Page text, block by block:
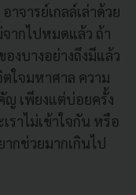
าจารย์เกลล์เล่าด้วย
ากไปหมดแล้ว ถ้า
งบางอย่างถึงมีแล้ว
ใจมหาศาล ความ
ญ เพียงแต่บ่อยครั้ง
ราไม่เข้าใจกัน หรือ
กช่วยมากเกินไป